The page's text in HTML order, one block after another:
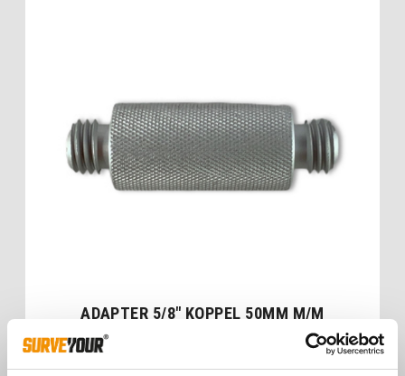
ADAPTER 5/8″ KOPPEL 50MM M/M
€17,00